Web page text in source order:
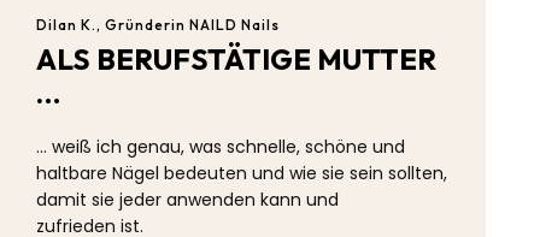
Dilan K., Gründerin NAILD Nails
ALS BERUFSTÄTIGE MUTTER
…
… weiß ich genau, was schnelle, schöne und
haltbare Nägel bedeuten und wie sie sein sollten,
damit sie jeder anwenden kann und
zufrieden ist.